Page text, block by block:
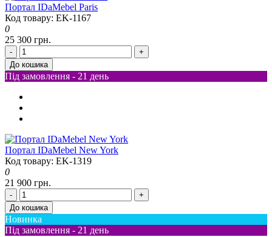
Портал IDaMebel Paris
Код товару: EK-1167
0
25 300 грн.
-
+
До кошика
Під замовлення - 21 день
Портал IDaMebel New York
Код товару: EK-1319
0
21 900 грн.
-
+
До кошика
Новинка
Під замовлення - 21 день